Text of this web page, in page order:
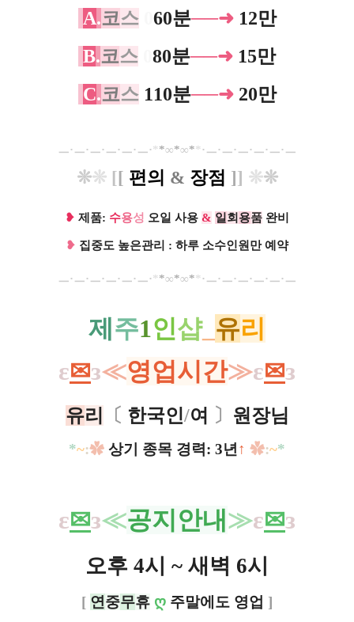
A.코스 60분──➜12만
B.코스 80분──➜ 15만
C.코스110분──➜20만
ㅡ·ㅡ·ㅡ·ㅡ·ㅡ·ㅡ·​**∞*∞**· ㅡ·ㅡ·ㅡ·ㅡ·ㅡ·ㅡ
❊❊ [ [ 편의 & 장점 ] ] ❊❊
❥ 제품: 수용성 오일 사용 & 일회 용품 완비
❥ 집중도 높은관리 : 하루 소수인원만 예약
ㅡ·ㅡ·ㅡ·ㅡ·ㅡ·ㅡ·​**∞*∞**· ㅡ·ㅡ·ㅡ·ㅡ·ㅡ·ㅡ
제 주1인샵_ 유리
ε✉з≪영업시간≫ε✉з
유리 〔 한국인/여 〕 원장님
*~:✿ 상기 종목 경력: 3년↑ ✿:~*
ε✉з≪공지안내 ≫ε✉з
오후 4시 ~ 새벽 6시
[ 연중무휴 ღ 주말에도 영업 ]